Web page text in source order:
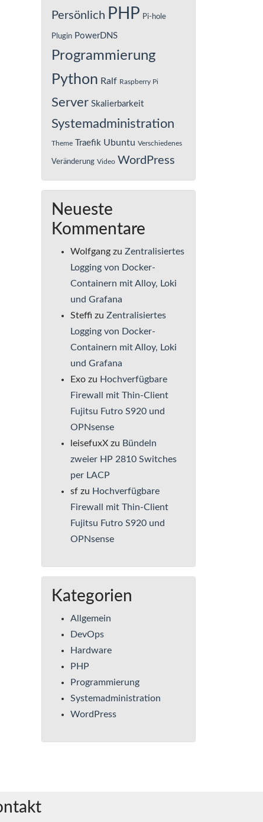
Persönlich PHP Pi-hole
Plugin PowerDNS
Programmierung
Python Ralf Raspberry Pi
Server Skalierbarkeit
Systemadministration
Theme Traefik Ubuntu Verschiedenes
Veränderung Video WordPress
Neueste
Kommentare
Wolfgang zu Zentralisiertes
Logging von Docker-
Containern mit Alloy, Loki
und Grafana
Steffi zu Zentralisiertes
Logging von Docker-
Containern mit Alloy, Loki
und Grafana
Exo zu Hochverfügbare
Firewall mit Thin-Client
Fujitsu Futro S920 und
OPNsense
leisefuxX zu Bündeln
zweier HP 2810 Switches
per LACP
sf zu Hochverfügbare
Firewall mit Thin-Client
Fujitsu Futro S920 und
OPNsense
Kategorien
Allgemein
DevOps
Hardware
PHP
Programmierung
Systemadministration
WordPress